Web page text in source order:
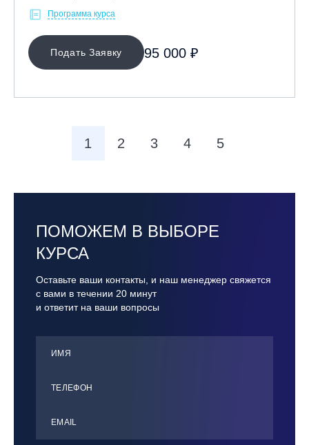
Программа курса
Подать Заявку 95 000 ₽
1 2 3 4 5
ПОМОЖЕМ В ВЫБОРЕ
КУРСА
Оставьте ваши контакты, и наш менеджер свяжется
с вами в течении 20 минут
и ответит на ваши вопросы
ИМЯ
ТЕЛЕФОН
ЕMАIL